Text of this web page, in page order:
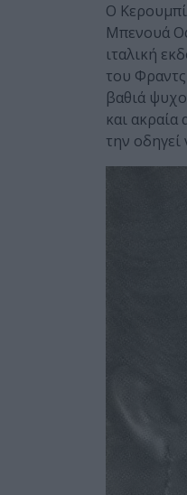
Ο
Μπενουά
ιταλική
του
βαθιά
και
την